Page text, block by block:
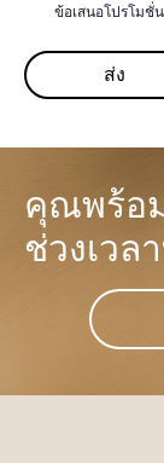
ข้อเสนอโปรโมชั่
คุณพร้อ
ช่วงเวล